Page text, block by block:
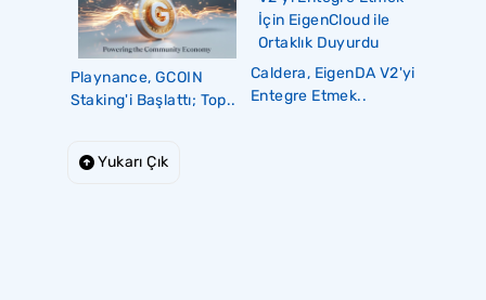
Playnance, GCOIN
Staking'i Başlattı; Top..
Caldera, EigenDA V2'yi
Entegre Etmek..
Yukarı Çık